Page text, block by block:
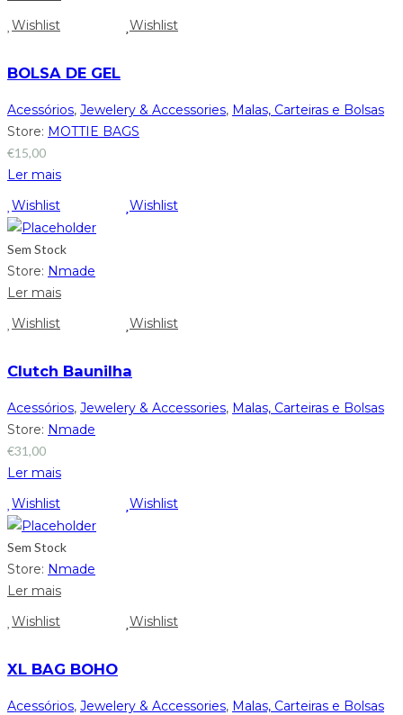
Wishlist
Wishlist
BOLSA DE GEL
Acessórios, Jewelery & Accessories, Malas, Carteiras e Bolsas
Store: MOTTIE BAGS
€15,00
Ler mais
Wishlist
Wishlist
Sem Stock
Store: Nmade
Ler mais
Wishlist
Wishlist
Clutch Baunilha
Acessórios, Jewelery & Accessories, Malas, Carteiras e Bolsas
Store: Nmade
€31,00
Ler mais
Wishlist
Wishlist
Sem Stock
Store: Nmade
Ler mais
Wishlist
Wishlist
XL BAG BOHO
Acessórios, Jewelery & Accessories, Malas, Carteiras e Bolsas